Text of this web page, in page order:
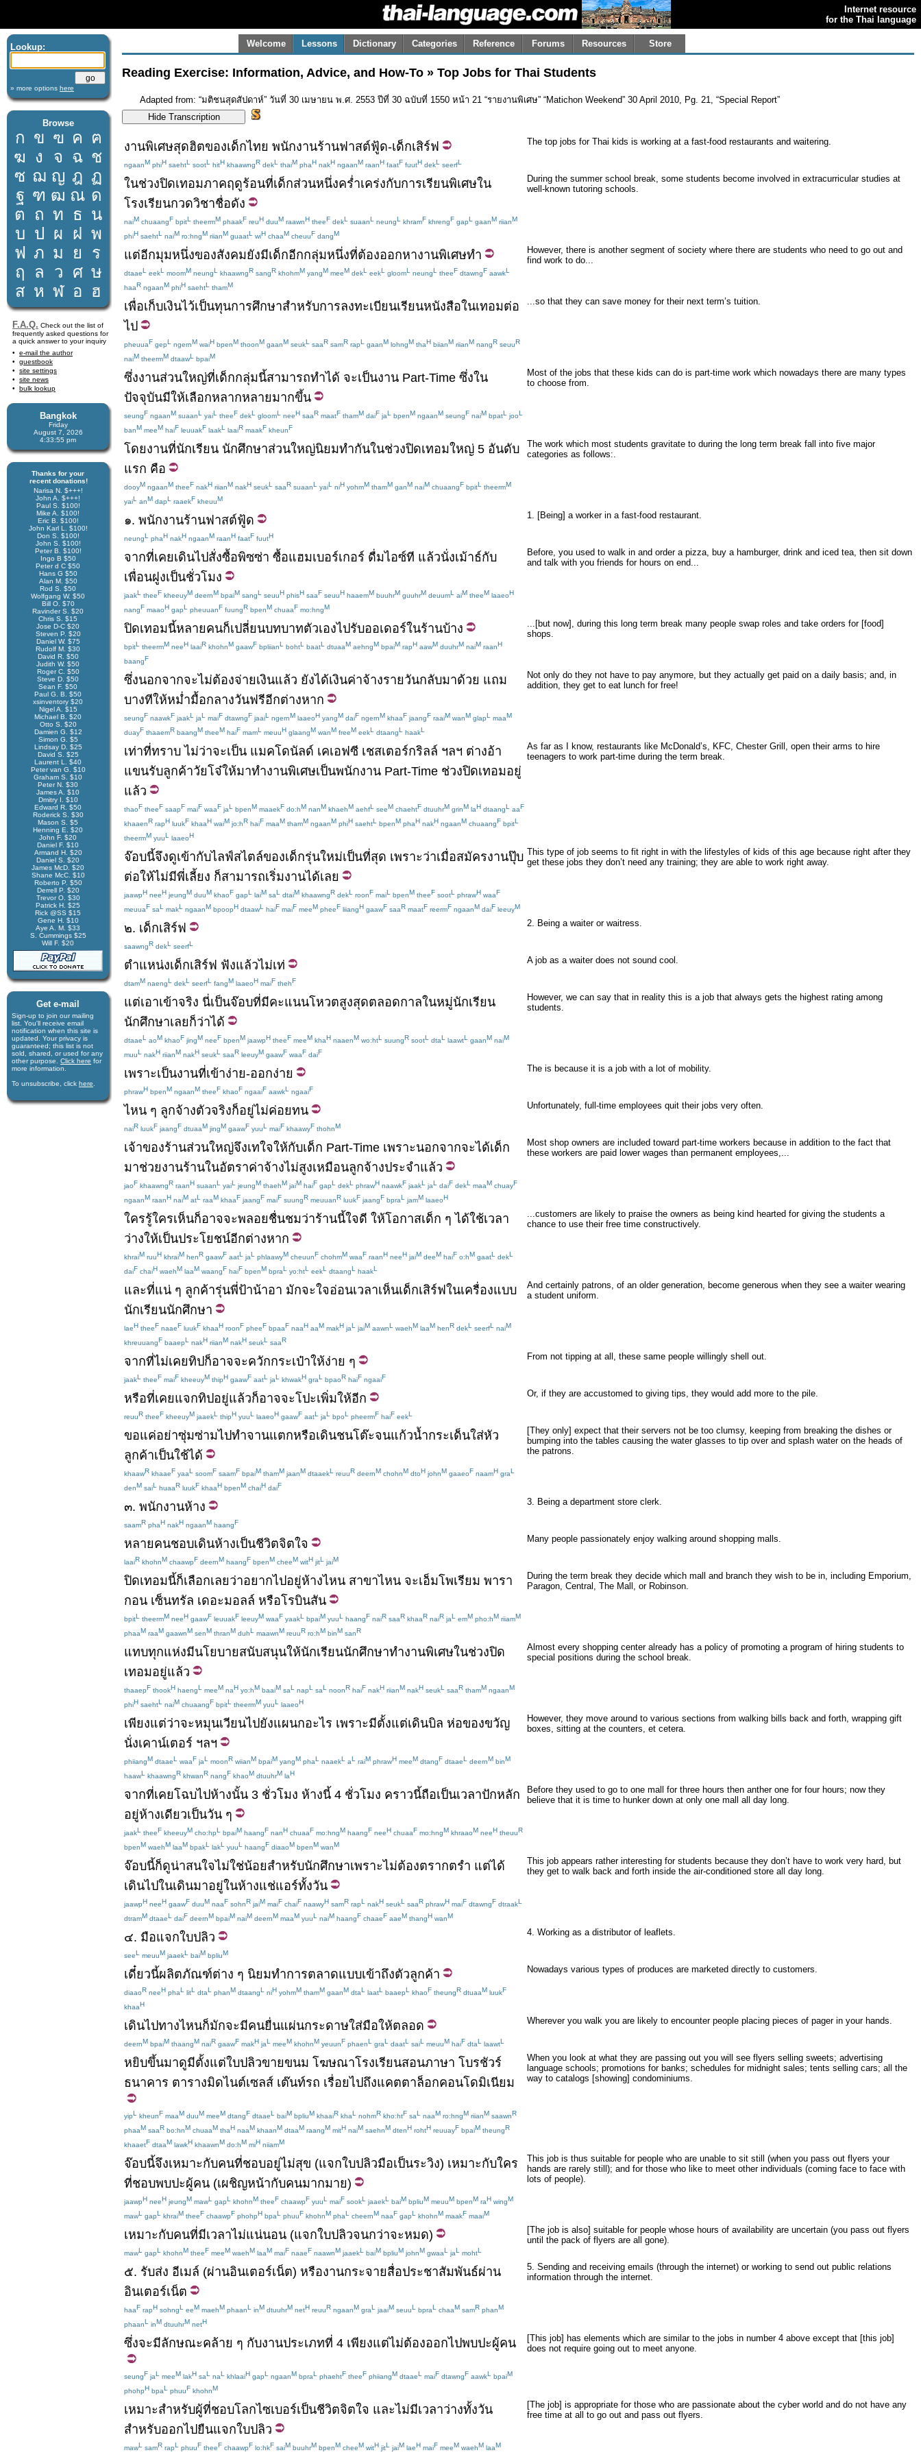
Internet resource
for the Thai language
Lookup:
» more options here
Browse
ก ข ฃ ค ฅ
ฆ ง จ ฉ ช
ซ ฌ ญ ฎ ฏ
ฐ ฑ ฒ ณ ด
ต ถ ท ธ น
บ ป ผ ฝ พ
ฟ ภ ม ย
ร
ฤ
ล ว ศ ษ
ส ห ฬ อ ฮ
F.A.Q. Check out the list of
frequently asked questions for
a quick answer to your inquiry
e-mail the author
guestbook
site settings
site news
bulk lookup
Bangkok
Friday
August 7, 2026
4:33:55 pm
Thanks for your
recent donations!
Narisa N. $+++!
John A. $+++!
Paul S. $100!
Mike A. $100!
Eric B. $100!
John Karl L. $100!
Don S. $100!
John S. $100!
Peter B. $100!
Ingo B $50
Peter d C $50
Hans G $50
Alan M. $50
Rod S. $50
Wolfgang W. $50
Bill O. $70
Ravinder S. $20
Chris S. $15
Jose D-C $20
Steven P. $20
Daniel W. $75
Rudolf M. $30
David R. $50
Judith W. $50
Roger C. $50
Steve D. $50
Sean F. $50
Paul G. B. $50
xsinventory $20
Nigel A. $15
Michael B. $20
Otto S. $20
Damien G. $12
Simon G. $5
Lindsay D. $25
David S. $25
Laurent L. $40
Peter van G. $10
Graham S. $10
Peter N. $30
James A. $10
Dmitry I. $10
Edward R. $50
Roderick S. $30
Mason S. $5
Henning E. $20
John F. $20
Daniel F. $10
Armand H. $20
Daniel S. $20
James McD. $20
Shane McC. $10
Roberto P. $50
Derrell P. $20
Trevor O. $30
Patrick H. $25
Rick @SS $15
Gene H. $10
Aye A. M. $33
S. Cummings $25
Will F. $20
Get e-mail
Sign-up to join our mail­ing
list. You'll receive e­mail
notification when this site is
updated. Your privacy is
guaran­teed; this list is not
sold, shared, or used for any
other purpose. Click here for
more infor­mation.
To unsubscribe, click here
Welcome Lessons Dictionary Categories Reference Forums Resources Store
Reading Exercise: Information, Advice, and How-To » Top Jobs for Thai Students
Adapted from: “มติชนสุดสัปดาห์” วันที่ 30 เมษายน พ.ศ. 2553 ปีที่ 30 ฉบับที่ 1550 หน้า 21 “รายงานพิเศษ” “Matichon Weekend” 30 April 2010, Pg. 21, “Special Report”
งานพิเศษสุดฮิตของเด็กไทย พนักงานร้านฟาสต์ฟู้ด-เด็กเสิร์ฟ
ngaanM phiH saehtL sootL hitH khaawngR dekL thaiM phaH nakH ngaanM raanH faatF fuutH dekL seerfL
The top jobs for Thai kids is working at a fast-food restaurants and waitering.
ในช่วงปิดเทอมภาคฤดูร้อนที่เด็กส่วนหนึ่งคร่ำเคร่งกับการเรียนพิเศษใน
โรงเรียนกวดวิชาชื่อดัง
naiM chuaangF bpitL theermM phaakF reuH duuM raawnH theeF dekL suaanL neungL khramF khrengF gapL gaanM riianM
phiH saehtL naiM ro:hngM riianM guaatL wiH chaaM cheuuF dangM
During the summer school break, some students become involved in extracurricular studies at
well-known tutoring schools.
แต่อีกมุมหนึ่งของสังคมยังมีเด็กอีกกลุ่มหนึ่งที่ต้องออกหางานพิเศษทำ
dtaaeL eekL moomM neungL khaawngR sangR khohmM yangM meeM dekL eekL gloomL neungL theeF dtawngF aawkL
haaR ngaanM phiH saehtL thamM
However, there is another segment of society where there are students who need to go out and
find work to do...
เพื่อเก็บเงินไว้เป็นทุนการศึกษาสำหรับการลงทะเบียนเรียนหนังสือในเทอมต่อ
ไป
pheuuaF gepL ngernM waiH bpenM thoonM gaanM seukL saaR samR rapL gaanM lohngM thaH biianM riianM nangR seuuR
naiM theermM dtaawL bpaiM
...so that they can save money for their next term’s tuition.
ซึ่งงานส่วนใหญ่ที่เด็กกลุ่มนี้สามารถทำได้ จะเป็นงาน Part-Time ซึ่งใน
ปัจจุบันมีให้เลือกหลากหลายมากขึ้น
seungF ngaanM suaanL yaiL theeF dekL gloomL neeH saaR maatF thamM daiF jaL bpenM ngaanM seungF naiM bpatL jooL
banM meeM haiF leuuakF laakL laaiR maakF kheunF
Most of the jobs that these kids can do is part-time work which nowadays there are many types
to choose from.
โดยงานที่นักเรียน นักศึกษาส่วนใหญ่นิยมทำกันในช่วงปิดเทอมใหญ่ 5 อันดับ
แรก คือ
dooyM ngaanM theeF nakH riianM nakH seukL saaR suaanL yaiL niH yohmM thamM ganM naiM chuaangF bpitL theermM
yaiL anM dapL raaekF kheuuM
The work which most students gravitate to during the long term break fall into five major
categories as follows:.
๑. พนักงานร้านฟาสต์ฟู้ด
neungL phaH nakH ngaanM raanH faatF fuutH
1. [Being] a worker in a fast-food restaurant.
จากที่เคยเดินไปสั่งซื้อพิซซ่า ซื้อแฮมเบอร์เกอร์ ดื่มไอซ์ที แล้วนั่งเม้าธ์กับ
เพื่อนฝูงเป็นชั่วโมง
jaakL theeF kheeuyM deernM bpaiM sangL seuuH phisH saaF seuuH haaemM buuhrM guuhrM deuumL aiM theeM laaeoH
nangF maaoH gapL pheuuanF fuungR bpenM chuaaF mo:hngM
Before, you used to walk in and order a pizza, buy a hamburger, drink and iced tea, then sit down
and talk with you friends for hours on end...
ปิดเทอมนี้หลายคนก็เปลี่ยนบทบาทตัวเองไปรับออเดอร์ในร้านบ้าง
bpitL theermM neeH laaiR khohnM gaawF bpliianL bohtL baatL dtuaaM aehngM bpaiM rapH aawM duuhrM naiM raanH
baangF
...[but now], during this long term break many people swap roles and take orders for [food]
shops.
ซึ่งนอกจากจะไม่ต้องจ่ายเงินแล้ว ยังได้เงินค่าจ้างรายวันกลับมาด้วย แถม
บางทีให้หม่ำมื้อกลางวันฟรีอีกต่างหาก
seungF naawkF jaakL jaL maiF dtawngF jaaiL ngernM laaeoH yangM daiF ngernM khaaF jaangF raaiM wanM glapL maaM
duayF thaaemR baangM theeM haiF mamL meuuH glaangM wanM freeM eekL dtaangL haakL
Not only do they not have to pay anymore, but they actually get paid on a daily basis; and, in
addition, they get to eat lunch for free!
เท่าที่ทราบ ไม่ว่าจะเป็น แมคโดนัลด์ เคเอฟซี เชสเตอร์กริลล์ ฯลฯ ต่างอ้า
แขนรับลูกค้าวัยโจ๋ให้มาทำงานพิเศษเป็นพนักงาน Part-Time ช่วงปิดเทอมอยู่
แล้ว
thaoF theeF saapF maiF waaF jaL bpenM maaekF do:hM nanM khaehM aehfL seeM chaehtF dtuuhrM grinM laH dtaangL aaF
khaaenR rapH luukF khaaH waiM jo:hR haiF maaM thamM ngaanM phiH saehtL bpenM phaH nakH ngaanM chuaangF bpitL
theermM yuuL laaeoH
As far as I know, restaurants like McDonald’s, KFC, Chester Grill, open their arms to hire
teenagers to work part-time during the term break.
จ๊อบนี้จึงดูเข้ากับไลฟ์สไตล์ของเด็กรุ่นใหม่เป็นที่สุด เพราะว่าเมื่อสมัครงานปุ๊บ
ต่อให้ไม่มีพี่เลี้ยง ก็สามารถเริ่มงานได้เลย
jaawpH neeH jeungM duuM khaoF gapL laiM saL dtaiM khaawngR dekL roonF maiL bpenM theeF sootL phrawH waaF
meuuaF saL makL ngaanM bpoopH dtaawL haiF maiF meeM pheeF liiangH gaawF saaR maatF reermF ngaanM daiF leeuyM
This type of job seems to fit right in with the lifestyles of kids of this age because right after they
get these jobs they don’t need any training; they are able to work right away.
๒. เด็กเสิร์ฟ
saawngR dekL seerfL
2. Being a waiter or waitress.
ตำแหน่งเด็กเสิร์ฟ ฟังแล้วไม่เท่
dtamM naengL dekL seerfL fangM laaeoH maiF thehF
A job as a waiter does not sound cool.
แต่เอาเข้าจริง นี่เป็นจ๊อบที่มีคะแนนโหวตสูงสุดตลอดกาลในหมู่นักเรียน
นักศึกษาเลยก็ว่าได้
dtaaeL aoM khaoF jingM neeF bpenM jaawpH theeF meeM khaH naaenM wo:htL suungR sootL dtaL laawtL gaanM naiM
muuL nakH riianM nakH seukL saaR leeuyM gaawF waaF daiF
However, we can say that in reality this is a job that always gets the highest rating among
students.
เพราะเป็นงานที่เข้าง่าย-ออกง่าย
phrawH bpenM ngaanM theeF khaoF ngaaiF aawkL ngaaiF
The is because it is a job with a lot of mobility.
ไหน ๆ ลูกจ้างตัวจริงก็อยู่ไม่ค่อยทน
naiR luukF jaangF dtuaaM jingM gaawF yuuL maiF khaawyF thohnM
Unfortunately, full-time employees quit their jobs very often.
เจ้าของร้านส่วนใหญ่จึงเทใจให้กับเด็ก Part-Time เพราะนอกจากจะได้เด็ก
มาช่วยงานร้านในอัตราค่าจ้างไม่สูงเหมือนลูกจ้างประจำแล้ว
jaoF khaawngR raanH suaanL yaiL jeungM thaehM jaiM haiF gapL dekL phrawH naawkF jaakL jaL daiF dekL maaM chuayF
ngaanM raanH naiM atL raaM khaaF jaangF maiF suungR meuuanR luukF jaangF bpraL jamM laaeoH
Most shop owners are included toward part-time workers because in addition to the fact that
these workers are paid lower wages than permanent employees,...
ใครรู้ใครเห็นก็อาจจะพลอยชื่นชมว่าร้านนี้ใจดี ให้โอกาสเด็ก ๆได้ใช้เวลา
ว่างให้เป็นประโยชน์อีกต่างหาก
khraiM ruuH khraiM henR gaawF aatL jaL phlaawyM cheuunF chohmM waaF raanH neeH jaiM deeM haiF o:hM gaatL dekL
daiF chaiH waehM laaM waangF haiF bpenM bpraL yo:htL eekL dtaangL haakL
...customers are likely to praise the owners as being kind hearted for giving the students a
chance to use their free time constructively.
และที่แน่ ๆ ลูกค้ารุ่นพี่ป้าน้าอา มักจะใจอ่อนเวลาเห็นเด็กเสิร์ฟในเครื่องแบบ
นักเรียนนักศึกษา
laeH theeF naaeF luukF khaaH roonF pheeF bpaaF naaH aaM makH jaL jaiM aawnL waehM laaM henR dekL seerfL naiM
khreuuangF baaepL nakH riianM nakH seukL saaR
And certainly patrons, of an older generation, become generous when they see a waiter wearing
a student uniform.
จากที่ไม่เคยทิปก็อาจจะควักกระเป๋าให้ง่าย ๆ
jaakL theeF maiF kheeuyM thipH gaawF aatL jaL khwakH graL bpaoR haiF ngaaiF
From not tipping at all, these same people willingly shell out.
หรือที่เคยแจกทิปอยู่แล้วก็อาจจะโปะเพิ่มให้อีก
reuuR theeF kheeuyM jaaekL thipH yuuL laaeoH gaawF aatL jaL bpoL pheermF haiF eekL
Or, if they are accustomed to giving tips, they would add more to the pile.
ขอแค่อย่าซุ่มซ่ามไปทำจานแตกหรือเดินชนโต๊ะจนแก้วน้ำกระเด็นใส่หัว
ลูกค้าเป็นใช้ได้
khaawR khaaeF yaaL soomF saamF bpaiM thamM jaanM dtaaekL reuuR deernM chohnM dtoH johnM gaaeoF naamH graL
denM saiL huaaR luukF khaaH bpenM chaiH daiF
[They only] expect that their servers not be too clumsy, keeping from breaking the dishes or
bumping into the tables causing the water glasses to tip over and splash water on the heads of
the patrons.
๓. พนักงานห้าง
saamR phaH nakH ngaanM haangF
3. Being a department store clerk.
หลายคนชอบเดินห้างเป็นชีวิตจิตใจ
laaiR khohnM chaawpF deernM haangF bpenM cheeM witH jitL jaiM
Many people passionately enjoy walking around shopping malls.
ปิดเทอมนี้ก็เลือกเลยว่าอยากไปอยู่ห้างไหน สาขาไหน จะเอ็มโพเรียม พารา
กอน เซ็นทรัล เดอะมอลล์ หรือโรบินสัน
bpitL theermM neeH gaawF leuuakF leeuyM waaF yaakL bpaiM yuuL haangF naiR saaR khaaR naiR jaL emM pho:hM riiamM
phaaM raaM gaawnM senM thranM duhL maawnM reuuR ro:hM binM sanR
During the term break they decide which mall and branch they wish to be in, including Emporium,
Paragon, Central, The Mall, or Robinson.
แทบทุกแห่งมีนโยบายสนับสนุนให้นักเรียนนักศึกษาทำงานพิเศษในช่วงปิด
เทอมอยู่แล้ว
thaaepF thookH haengL meeM naH yo:hM baaiM saL napL saL noonR haiF nakH riianM nakH seukL saaR thamM ngaanM
phiH saehtL naiM chuaangF bpitL theermM yuuL laaeoH
Almost every shopping center already has a policy of promoting a program of hiring students to
special positions during the school break.
เพียงแต่ว่าจะหมุนเวียนไปยังแผนกอะไร เพราะมีตั้งแต่เดินบิล ห่อของขวัญ
นั่งเคาน์เตอร์ ฯลฯ
phiiangM dtaaeL waaF jaL moonR wiianM bpaiM yangM phaL naaekL aL raiM phrawH meeM dtangF dtaaeL deernM binM
haawL khaawngR khwanR nangF khaoM dtuuhrM laH
However, they move around to various sections from walking bills back and forth, wrapping gift
boxes, sitting at the counters, et cetera.
จากที่เคยโฉบไปห้างนั้น 3 ชั่วโมง ห้างนี้ 4 ชั่วโมง คราวนี้ถือเป็นเวลาปักหลัก
อยู่ห้างเดียวเป็นวัน ๆ
jaakL theeF kheeuyM cho:hpL bpaiM haangF nanH chuaaF mo:hngM haangF neeH chuaaF mo:hngM khraaoM neeH theuuR
bpenM waehM laaM bpakL lakL yuuL haangF diaaoM bpenM wanM
Before they used to go to one mall for three hours then anther one for four hours; now they
believe that it is time to hunker down at only one mall all day long.
จ๊อบนี้ก็ดูน่าสนใจไม่ใช่น้อยสำหรับนักศึกษาเพราะไม่ต้องตรากตรำ แต่ได้
เดินไปในเดินมาอยู่ในห้างแช่แอร์ทั้งวัน
jaawpH neeH gaawF duuM naaF sohnR jaiM maiF chaiF naawyH samR rapL nakH seukL saaR phrawH maiF dtawngF dtraakL
dtramM dtaaeL daiF deernM bpaiM naiM deernM maaM yuuL naiM haangF chaaeF aaeM thangH wanM
This job appears rather interesting for students because they don’t have to work very hard, but
they get to walk back and forth inside the air-conditioned store all day long.
๔. มือแจกใบปลิว
seeL meuuM jaaekL baiM bpliuM
4. Working as a distributor of leaflets.
เดี๋ยวนี้ผลิตภัณฑ์ต่าง ๆ นิยมทำการตลาดแบบเข้าถึงตัวลูกค้า
diaaoR neeH phaL litL dtaL phanM dtaangL niH yohmM thamM gaanM dtaL laatL baaepL khaoF theungR dtuaaM luukF
khaaH
Nowadays various types of produces are marketed directly to customers.
เดินไปทางไหนก็มักจะมีคนยื่นแผ่นกระดาษใส่มือให้ตลอด
deernM bpaiM thaangM naiR gaawF makH jaL meeM khohnM yeuunF phaenL graL daatL saiL meuuM haiF dtaL laawtL
Wherever you walk you are likely to encounter people placing pieces of pager in your hands.
หยิบขึ้นมาดูมีตั้งแต่ใบปลิวขายขนม โฆษณาโรงเรียนสอนภาษา โบรชัวร์
ธนาคาร ตารางมิดไนต์เซลส์ เต๊นท์รถ เรื่อยไปถึงแคตตาล็อกคอนโดมิเนียม
yipL kheunF maaM duuM meeM dtangF dtaaeL baiM bpliuM khaaiR khaL nohmR kho:htF saL naaM ro:hngM riianM saawnR
phaaM saaR bo:hnM chuaaM thaH naaM khaanM dtaaM raangM mitH naiM saehnM dtenH rohtH reuuayF bpaiM theungR
khaaetF dtaaM lawkH khaawnM do:hM miH niiamM
When you look at what they are passing out you will see flyers selling sweets; advertising
language schools; promotions for banks; schedules for midnight sales; tents selling cars; all the
way to catalogs [showing] condominiums.
จ๊อบนี้จึงเหมาะกับคนที่ชอบอยู่ไม่สุข (แจกใบปลิวมือเป็นระวิง) เหมาะกับใคร
ที่ชอบพบปะผู้คน (เผชิญหน้ากับคนมากมาย)
jaawpH neeH jeungM mawL gapL khohnM theeF chaawpF yuuL maiF sookL jaaekL baiM bpliuM meuuM bpenM raH wingM
mawL gapL khraiM theeF chaawpF phohpH bpaL phuuF khohnM phaL cheernM naaF gapL khohnM maakF maaiM
This job is thus suitable for people who are unable to sit still (when you pass out flyers your
hands are rarely still); and for those who like to meet other individuals (coming face to face with
lots of people).
เหมาะกับคนที่มีเวลาไม่แน่นอน (แจกใบปลิวจนกว่าจะหมด)
mawL gapL khohnM theeF meeM waehM laaM maiF naaeF naawnM jaaekL baiM bpliuM johnM gwaaL jaL mohtL
[The job is also] suitable for people whose hours of availability are uncertain (you pass out flyers
until the pack of flyers are all gone).
๕. รับส่ง อีเมล์ (ผ่านอินเตอร์เน็ต) หรืองานกระจายสื่อประชาสัมพันธ์ผ่าน
อินเตอร์เน็ต
haaF rapH sohngL eeM maehM phaanL inM dtuuhrM netH reuuR ngaanM graL jaaiM seuuL bpraL chaaM samR phanM
phaanL inM dtuuhrM netH
5. Sending and receiving emails (through the internet) or working to send out public relations
information through the internet.
ซึ่งจะมีลักษณะคล้าย ๆ กับงานประเภทที่ 4 เพียงแต่ไม่ต้องออกไปพบปะผู้คน
seungF jaL meeM lakH saL naL khlaaiH gapL ngaanM bpraL phaehtF theeF phiiangM dtaaeL maiF dtawngF aawkL bpaiM
phohpH bpaL phuuF khohnM
[This job] has elements which are similar to the jobs in number 4 above except that [this job]
does not require going out to meet anyone.
เหมาะสำหรับผู้ที่ชอบโลกไซเบอร์เป็นชีวิตจิตใจ และไม่มีเวลาว่างทั้งวัน
สำหรับออกไปยืนแจกใบปลิว
mawL samR rapL phuuF theeF chaawpF lo:hkF saiM buuhrM bpenM cheeM witH jitL jaiM laeH maiF meeM waehM laaM
[The job] is appropriate for those who are passionate about the cyber world and do not have any
free time at all to go out and pass out flyers.